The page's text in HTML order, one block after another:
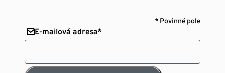
* Povinné pole
E-mailová adresa*